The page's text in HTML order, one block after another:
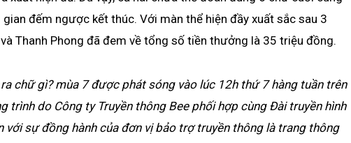
đếm ngược kết thúc. Với màn thể hiện đầy xuất sắc sau 3
Thanh Phong đã đem về tổng số tiền thưởng là 35 triệu đồng.
chữ gì? mùa 7 được phát sóng vào lúc 12h thứ 7 hàng tuần trên
trình do Công ty Truyền thông Bee phối hợp cùng Đài truyền hình
với sự đồng hành của đơn vị bảo trợ truyền thông là trang thông